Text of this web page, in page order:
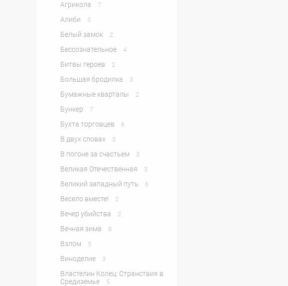
Агрикола 7
Алиби 3
Белый замок 2
Бессознательное 4
Битвы героев 2
Большая бродилка 3
Бумажные кварталы 2
Бункер 7
Бухта торговцев 6
В двух словах 3
В погоне за счастьем 3
Великая Отечественная 3
Великий западный путь 6
Весело вместе! 2
Вечер убийства 2
Вечная зима 8
Взлом 5
Виноделие 3
Властелин Колец: Странствия в
Средиземье
5